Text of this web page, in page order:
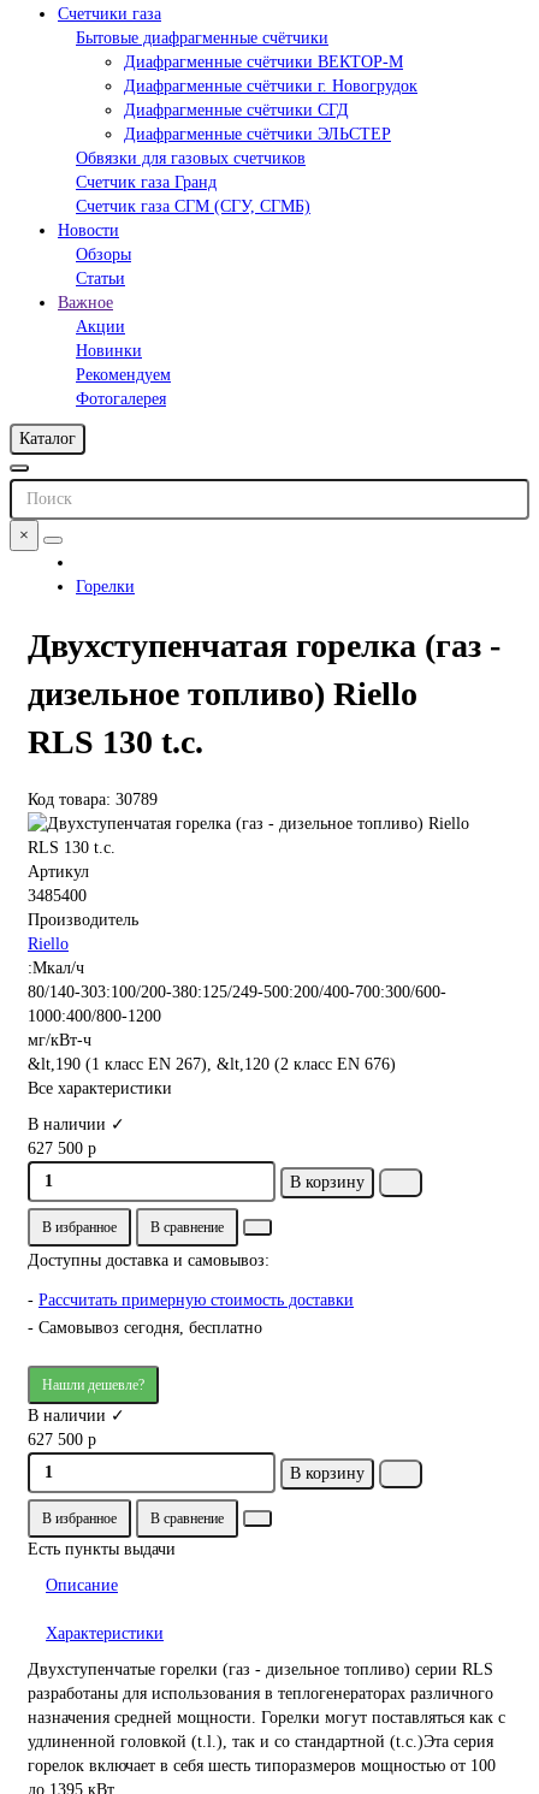
Счетчики газа
Бытовые диафрагменные счётчики
Диафрагменные счётчики ВЕКТОР-М
Диафрагменные счётчики г. Новогрудок
Диафрагменные счётчики СГД
Диафрагменные счётчики ЭЛЬСТЕР
Обвязки для газовых счетчиков
Счетчик газа Гранд
Счетчик газа СГМ (СГУ, СГМБ)
Новости
Обзоры
Статьи
Важное
Акции
Новинки
Рекомендуем
Фотогалерея
Каталог
×
Горелки
Двухступенчатая горелка (газ -
дизельное топливо) Riello
RLS 130 t.c.
Код товара: 30789
Артикул
3485400
Производитель
Riello
:Мкал/ч
80/140-303:100/200-380:125/249-500:200/400-700:300/600-
1000:400/800-1200
мг/кВт-ч
&lt,190 (1 класс EN 267), &lt,120 (2 класс EN 676)
Все характеристики
В наличии ✓
627 500 р
В корзину
В избранное В сравнение
Доступны доставка и самовывоз:
- Рассчитать примерную стоимость доставки
- Самовывоз сегодня, бесплатно
Нашли дешевле?
В наличии ✓
627 500 р
В корзину
В избранное В сравнение
Есть пункты выдачи
Описание
Характеристики
Двухступенчатые горелки (газ - дизельное топливо) серии RLS
разработаны для использования в теплогенераторах различного
назначения средней мощности. Горелки могут поставляться как с
удлиненной головкой (t.l.), так и со стандартной (t.с.)Эта серия
горелок включает в себя шесть типоразмеров мощностью от 100
до 1395 кВт.